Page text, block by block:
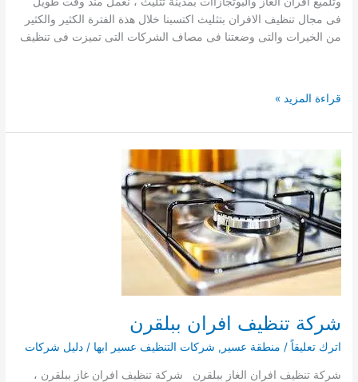
فى مجال تنظيف الافران بتثليث اكتسبنا خلال هذة الفترة الكثير والكثير
من الخيرات والتى وضعتنا فى مصاف الشركات التى تميزت فى تنظيف
شركة
افران
بتثليث
0536829510
قراءة المزيد »
شركة تنظيف افران ببلقرن
اترك تعليقاً / منطقة عسير , شركات التنظيف عسير ابها /دليل شركات
شركة تنظيف افران الغاز ببلقرن شركة تنظيف افران غاز ببلقرن ،